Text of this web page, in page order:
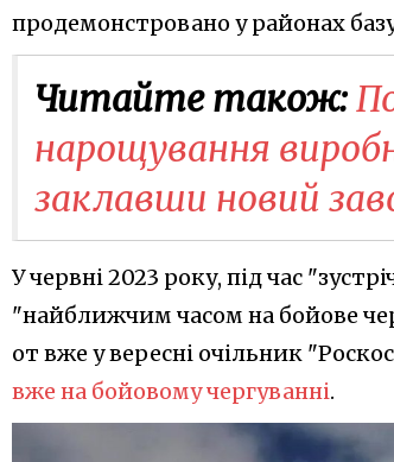
продемонстровано у районах
Читайте також:
нарощування
заклавши новий
У червні 2023 року, під час
"найближчим часом на бойове
от вже у вересні очільник
вже на бойовому чергуванні.